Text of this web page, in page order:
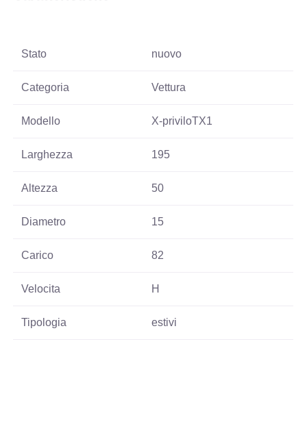
Stato nuovo
Categoria Vettura
Modello X-priviloTX1
Larghezza 195
Altezza 50
Diametro 15
Carico 82
Velocita H
Tipologia estivi